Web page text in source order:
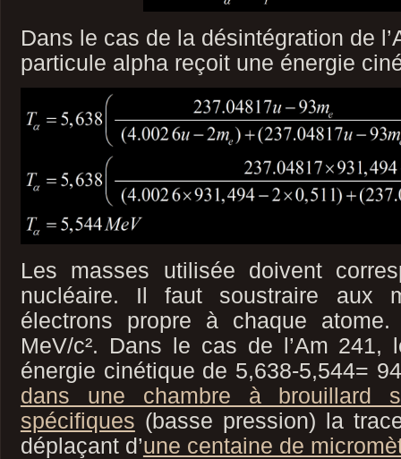
Dans le cas de la désintégration de
particule alpha reçoit une énergie
Les masses utilisée doivent
nucléaire. Il faut soustraire aux
électrons propre à chaque
MeV/c². Dans le cas de l’Am
énergie cinétique de 5,638-5,544=
dans une chambre à brouillard
spécifiques (basse pression) la
déplaçant d’une centaine de